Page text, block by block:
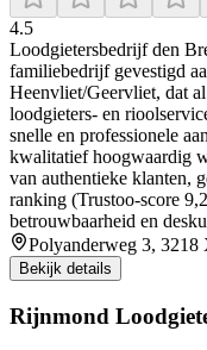
4.5
Loodgietersbedrijf den
familiebedrijf gevestigd
Heenvliet/Geervliet, dat
loodgieters- en
snelle en professionele
kwalitatief hoogwaardig
van authentieke klanten,
ranking (Trustoo-score
betrouwbaarheid en
Polyanderweg 3,
Bekijk details
Rijnmond